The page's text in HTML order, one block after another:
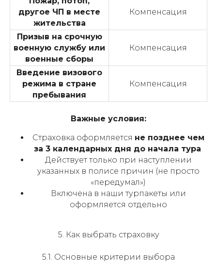
другое ЧП в месте
жительства
Компенсация
Призыв на срочную
военную службу или
военные сборы
Компенсация
Введение визового
режима в стране
пребывания
Компенсация
Важные условия:
Страховка оформляется не позднее чем
за 3 календарных дня до начала тура
Действует только при наступлении
указанных в полисе причин (не просто
«передумал»)
Включена в наши турпакеты или
оформляется отдельно
5. Как выбрать страховку
5.1. Основные критерии выбора